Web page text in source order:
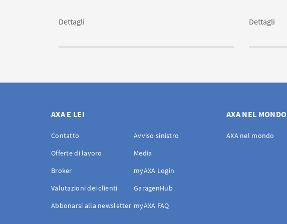
Dettagli Dettagli
AXA E LEI
Contatto
Avviso sinistro
Offerte di lavoro
Media
Broker
myAXA Login
Valutazioni dei clienti
GaragenHub
Abbonarsi alla newsletter myAXA FAQ
AXA NEL MONDO
AXA nel mondo